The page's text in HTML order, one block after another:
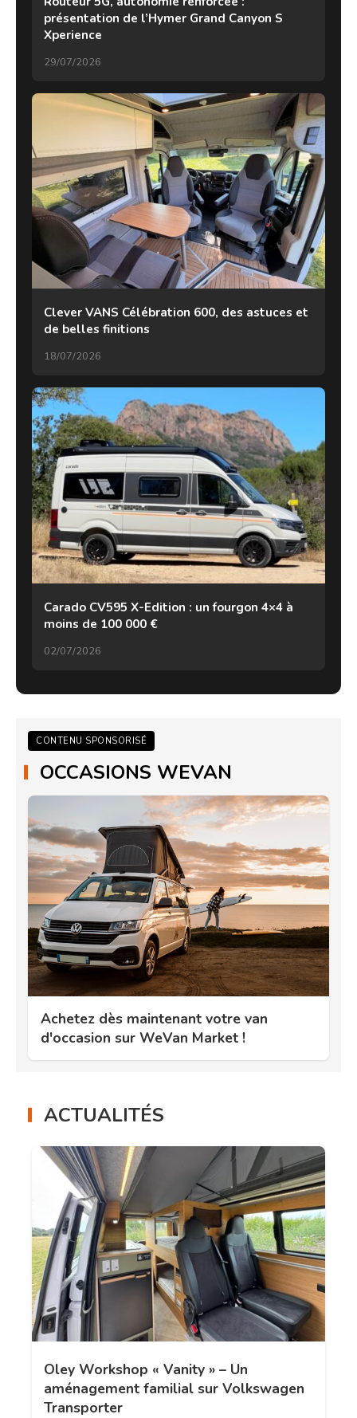
présentation de l’Hymer Grand Canyon S
Xperience
29/07/2026
Clever VANS Célébration 600, des astuces et
de belles finitions
18/07/2026
Carado CV595 X-Edition : un fourgon 4×4 à
moins de 100 000 €
02/07/2026
CONTENU SPONSORISÉ
OCCASIONS WEVAN
Achetez dès maintenant votre van
d'occasion sur WeVan Market !
ACTUALITÉS
Oley Workshop « Vanity » – Un
aménagement familial sur Volkswagen
Transporter